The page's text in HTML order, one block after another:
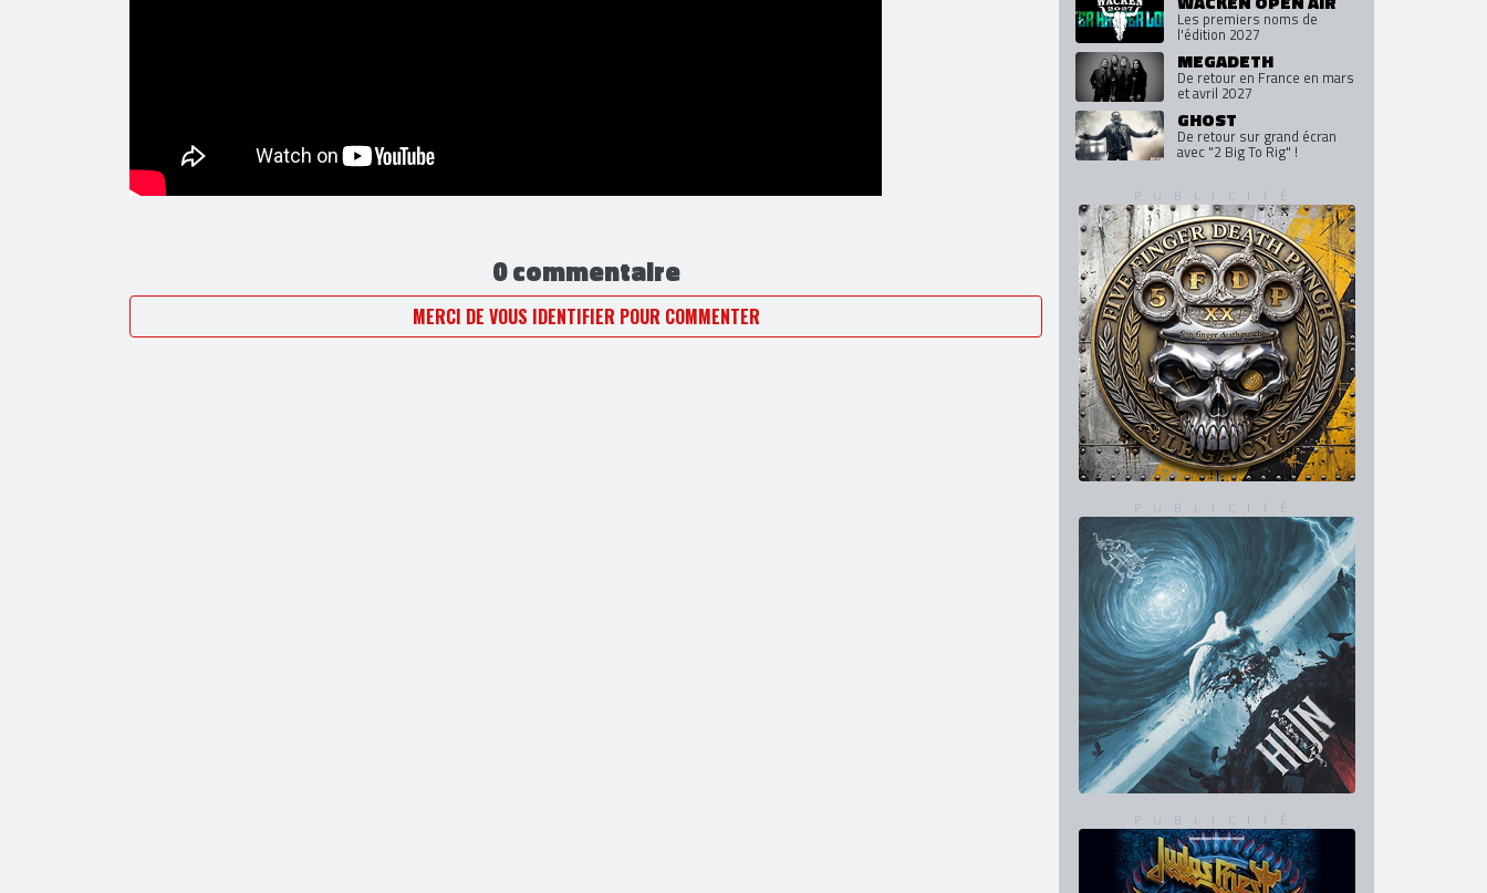
0 commentaire
MERCI DE VOUS IDENTIFIER POUR COMMENTER
Les premiers noms de
l'édition 2027
MEGADETH
De retour en France en mars
et avril 2027
GHOST
De retour sur grand écran
avec "2 Big To Rig" !